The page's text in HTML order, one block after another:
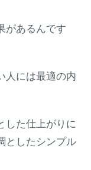
があるんです
人には最適の内
した仕上がりに
としたシンプル